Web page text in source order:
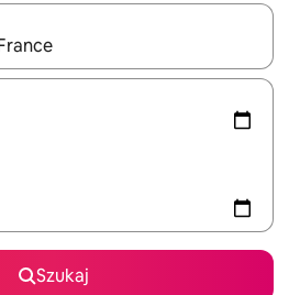
możesz poruszać się po nich za
Szukaj